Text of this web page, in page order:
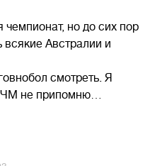
чемпионат, но до сих пор
всякие Австралии и
смотреть. Я
ЧМ не припомню…